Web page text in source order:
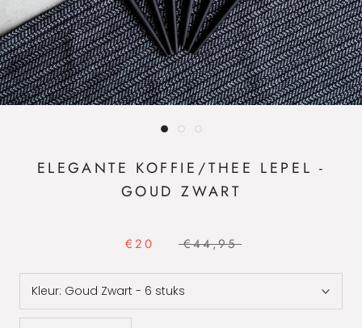
ELEGANTE KOFFIE/THEE LEPEL -
GOUD ZWART
€20 €44,95
Kleur: Goud Zwart - 6 stuks